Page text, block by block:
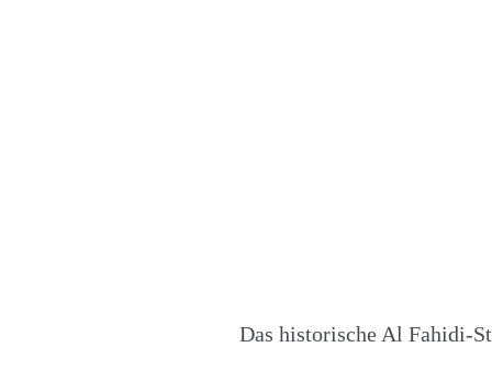
Das historische Al Fahidi-